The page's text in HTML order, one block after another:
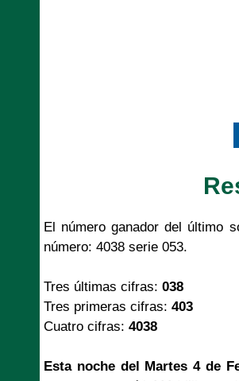
El número ganador del último
número: 4038 serie 053.
Tres últimas cifras: 038
Tres primeras cifras: 403
Cuatro cifras: 4038
Esta noche del Martes 4 de